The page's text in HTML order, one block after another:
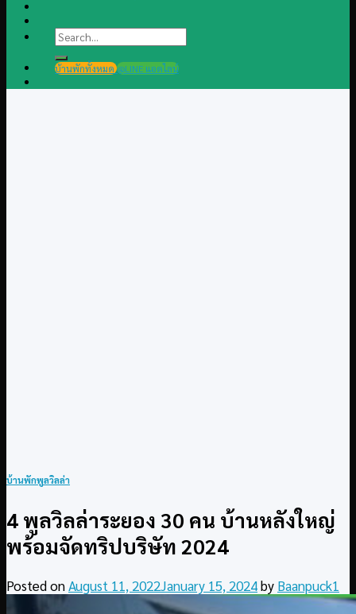
Search
for:
บ้านพักทั้งหมด @LINE แอดไลน์
บ้านพักพูลวิลล่า
4 พูลวิลล่าระยอง 30 คน บ้านหลังใหญ่
พร้อมจัดทริปบริษัท 2024
Posted onAugust 11, 2022January 15, 2024by Baanpuck1